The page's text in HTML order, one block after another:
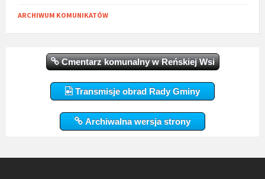
ARCHIWUM KOMUNIKATÓW
Cmentarz komunalny w Reńskiej Wsi
Transmisje obrad Rady Gminy
Archiwalna wersja strony